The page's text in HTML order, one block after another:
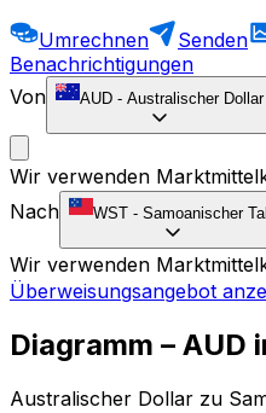
Umrechnen Senden
Benachrichtigungen
Von
AUD - Australischer Dollar
Wir verwenden
Nach
WST - Samoanischer
Wir verwenden
Überweisungsangebot
Diagramm – AUD
Australischer Dollar zu